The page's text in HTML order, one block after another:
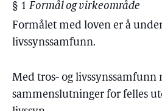
§ 1 Formål og virkeområde
Formålet med loven er å
livssynssamfunn.
Med tros- og livssynssamfunn
sammenslutninger for felles